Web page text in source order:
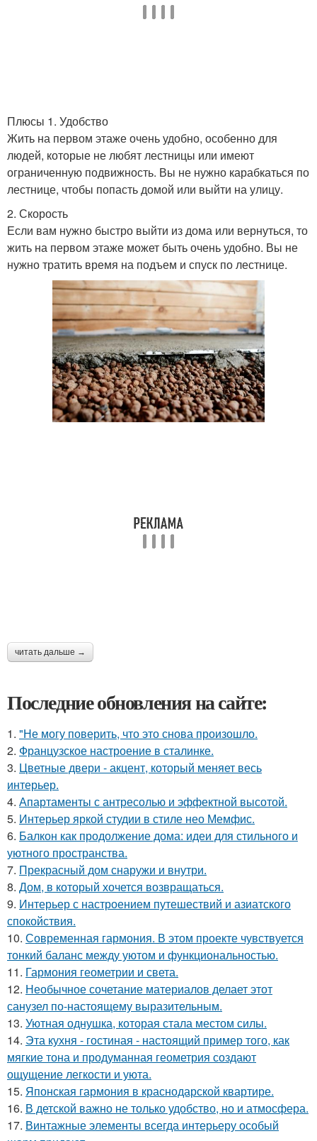
Плюсы 1. Удобство
Жить на первом этаже очень удобно, особенно для
людей, которые не любят лестницы или имеют
ограниченную подвижность. Вы не нужно карабкаться по
лестнице, чтобы попасть домой или выйти на улицу.
2. Скорость
Если вам нужно быстро выйти из дома или вернуться, то
жить на первом этаже может быть очень удобно. Вы не
нужно тратить время на подъем и спуск по лестнице.
читать дальше →
Последние обновления на сайте:
1. "Не могу поверить, что это снова произошло.
2. Французское настроение в сталинке.
3. Цветные двери - акцент, который меняет весь
интерьер.
4. Апартаменты с антресолью и эффектной высотой.
5. Интерьер яркой студии в стиле нео Мемфис.
6. Балкон как продолжение дома: идеи для стильного и
уютного пространства.
7. Прекрасный дом снаружи и внутри.
8. Дом, в который хочется возвращаться.
9. Интерьер с настроением путешествий и азиатского
спокойствия.
10. Современная гармония. В этом проекте чувствуется
тонкий баланс между уютом и функциональностью.
11. Гармония геометрии и света.
12. Необычное сочетание материалов делает этот
санузел по-настоящему выразительным.
13. Уютная однушка, которая стала местом силы.
14. Эта кухня - гостиная - настоящий пример того, как
мягкие тона и продуманная геометрия создают
ощущение легкости и уюта.
15. Японская гармония в краснодарской квартире.
16. В детской важно не только удобство, но и атмосфера.
17. Винтажные элементы всегда интерьеру особый